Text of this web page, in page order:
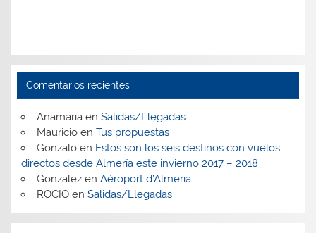
Comentarios recientes
Anamariaen Salidas/Llegadas
Mauricioen Tus propuestas
Gonzaloen Estos son los seis destinos con vuelos
directos desde Almería este invierno 2017 – 2018
Gonzalezen Aéroport d’Almeria
ROCIOen Salidas/Llegadas